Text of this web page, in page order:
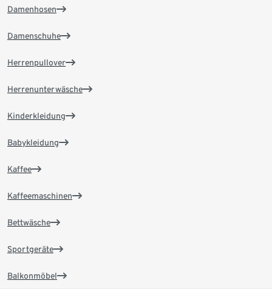
Damenhosen
Damenschuhe
Herrenpullover
Herrenunterwäsche
Kinderkleidung
Babykleidung
Kaffee
Kaffeemaschinen
Bettwäsche
Sportgeräte
Balkonmöbel